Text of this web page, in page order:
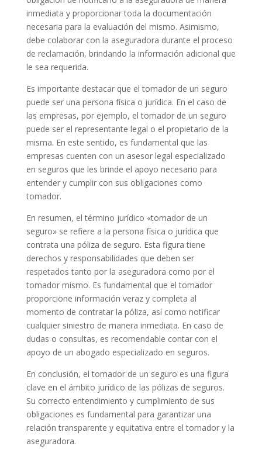
inmediata y proporcionar toda la documentación
necesaria para la evaluación del mismo. Asimismo,
debe colaborar con la aseguradora durante el proceso
de reclamación, brindando la información adicional que
le sea requerida.
Es importante destacar que el tomador de un seguro
puede ser una persona física o jurídica. En el caso de
las empresas, por ejemplo, el tomador de un seguro
puede ser el representante legal o el propietario de la
misma. En este sentido, es fundamental que las
empresas cuenten con un asesor legal especializado
en seguros que les brinde el apoyo necesario para
entender y cumplir con sus obligaciones como
tomador.
En resumen, el término jurídico «tomador de un
seguro» se refiere a la persona física o jurídica que
contrata una póliza de seguro. Esta figura tiene
derechos y responsabilidades que deben ser
respetados tanto por la aseguradora como por el
tomador mismo. Es fundamental que el tomador
proporcione información veraz y completa al
momento de contratar la póliza, así como notificar
cualquier siniestro de manera inmediata. En caso de
dudas o consultas, es recomendable contar con el
apoyo de un abogado especializado en seguros.
En conclusión, el tomador de un seguro es una figura
clave en el ámbito jurídico de las pólizas de seguros.
Su correcto entendimiento y cumplimiento de sus
obligaciones es fundamental para garantizar una
relación transparente y equitativa entre el tomador y la
aseguradora.